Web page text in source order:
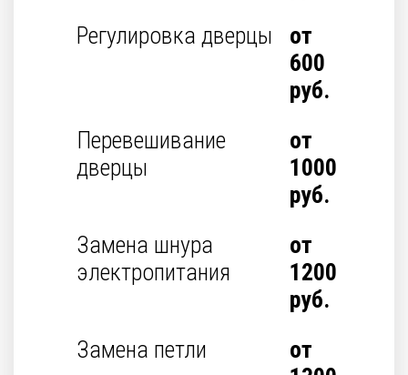
Регулировка дверцы
от
600
руб.
Перевешивание
дверцы
от
1000
руб.
Замена шнура
электропитания
от
1200
руб.
Замена петли
от